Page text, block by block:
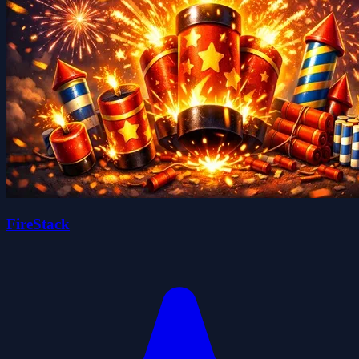
FireStack